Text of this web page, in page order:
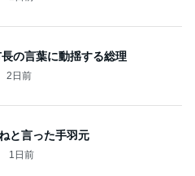
の言葉に動揺する総理
2日前
と言った手羽元
1日前